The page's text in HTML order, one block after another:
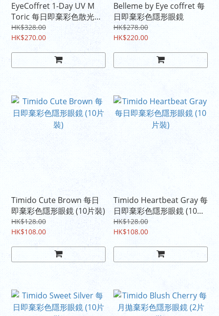
EyeCoffret 1-Day UV M
Toric 每日即棄彩色散光隱
形眼鏡
HK$328.00
HK$270.00
Belleme by Eye coffret 每
日即棄彩色隱形眼鏡
HK$278.00
HK$220.00
Timido Cute Brown 每日
即棄彩色隱形眼鏡 (10片裝)
HK$128.00
HK$108.00
Timido Heartbeat Gray 每
日即棄彩色隱形眼鏡 (10片
裝)
HK$128.00
HK$108.00